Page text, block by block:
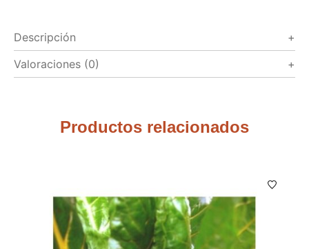
Descripción
Valoraciones (0)
Productos relacionados